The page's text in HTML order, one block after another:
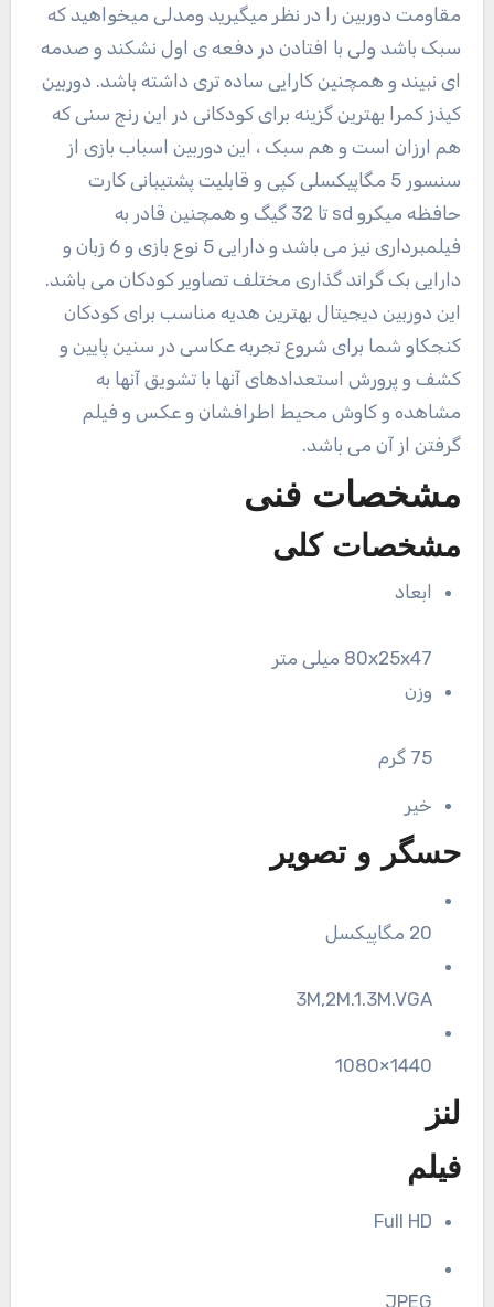
مقاومت دوربین را در نظر میگیرید ومدلی میخواهید که
سبک باشد ولی با افتادن در دفعه ی اول نشکند و صدمه
ای نبیند و همچنین کارایی ساده تری داشته باشد. دوربین
کیذز کمرا بهترین گزینه برای کودکانی در این رنج سنی که
هم ارزان است و هم سبک ، این دوربین اسباب بازی از
سنسور 5 مگاپیکسلی کپی و قابلیت پشتیبانی کارت
حافظه میکرو sd تا 32 گیگ و همچنین قادر به
فیلمبرداری نیز می باشد و دارایی 5 نوع بازی و 6 زبان و
دارایی بک گراند گذاری مختلف تصاویر کودکان می باشد.
این دوربین دیجیتال بهترین هدیه مناسب برای کودکان
کنجکاو شما برای شروع تجربه عکاسی در سنین پایین و
کشف و پرورش استعدادهای آنها با تشویق آنها به
مشاهده و کاوش محیط اطرافشان و عکس و فیلم
گرفتن از آن می باشد.
مشخصات فنی
مشخصات کلی
ابعاد
80x25x47 میلی متر
وزن
75 گرم
خیر
حسگر و تصویر
20 مگاپیکسل
3M,2M.1.3M.VGA
1440×1080
لنز
فیلم
Full HD
JPEG